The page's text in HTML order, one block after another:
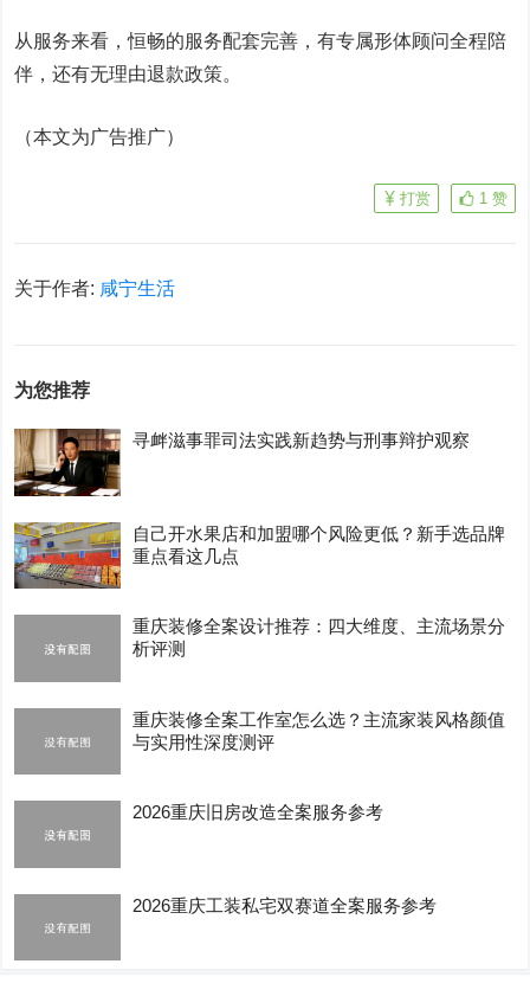
从服务来看，恒畅的服务配套完善，有专属形体顾问全程陪
伴，还有无理由退款政策。
（本文为广告推广）
1 赞
打赏
关于作者: 咸宁生活
为您推荐
寻衅滋事罪司法实践新趋势与刑事辩护观察
自己开水果店和加盟哪个风险更低？新手选品牌
重点看这几点
重庆装修全案设计推荐：四大维度、主流场景分
析评测
重庆装修全案工作室怎么选？主流家装风格颜值
与实用性深度测评
2026重庆旧房改造全案服务参考
2026重庆工装私宅双赛道全案服务参考